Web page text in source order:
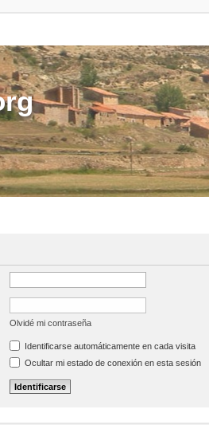
Olvidé mi contraseña
Identificarse automáticamente en cada visita
Ocultar mi estado de conexión en esta sesión